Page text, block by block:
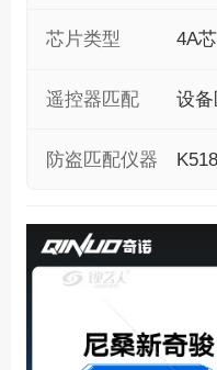
芯片类型 4A
遥控器匹配 设
防盗匹配仪器